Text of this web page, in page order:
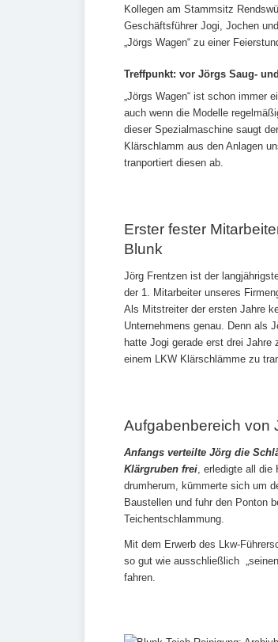
Kollegen am Stammsitz
Geschäftsführer Jogi, Jochen
„Jörgs Wagen“ zu einer
Treffpunkt: vor Jörgs Saug-
„Jörgs Wagen“ ist schon immer
auch wenn die Modelle
dieser Spezialmaschine saugt
Klärschlamm aus den Anlagen
tranportiert diesen ab.
Erster fester
Blunk
Jörg Frentzen ist der
der 1. Mitarbeiter unseres
Als Mitstreiter der ersten Jahre
Unternehmens genau. Denn als
hatte Jogi gerade erst drei Jahre
einem LKW Klärschlämme zu
Aufgabenbereich von
Anfangs verteilte Jörg die
Klärgruben frei , erledigte all die
drumherum, kümmerte sich um
Baustellen und fuhr den Ponton
Teichentschlammung.
Mit dem Erwerb des Lkw-
so gut wie ausschließlich
fahren.